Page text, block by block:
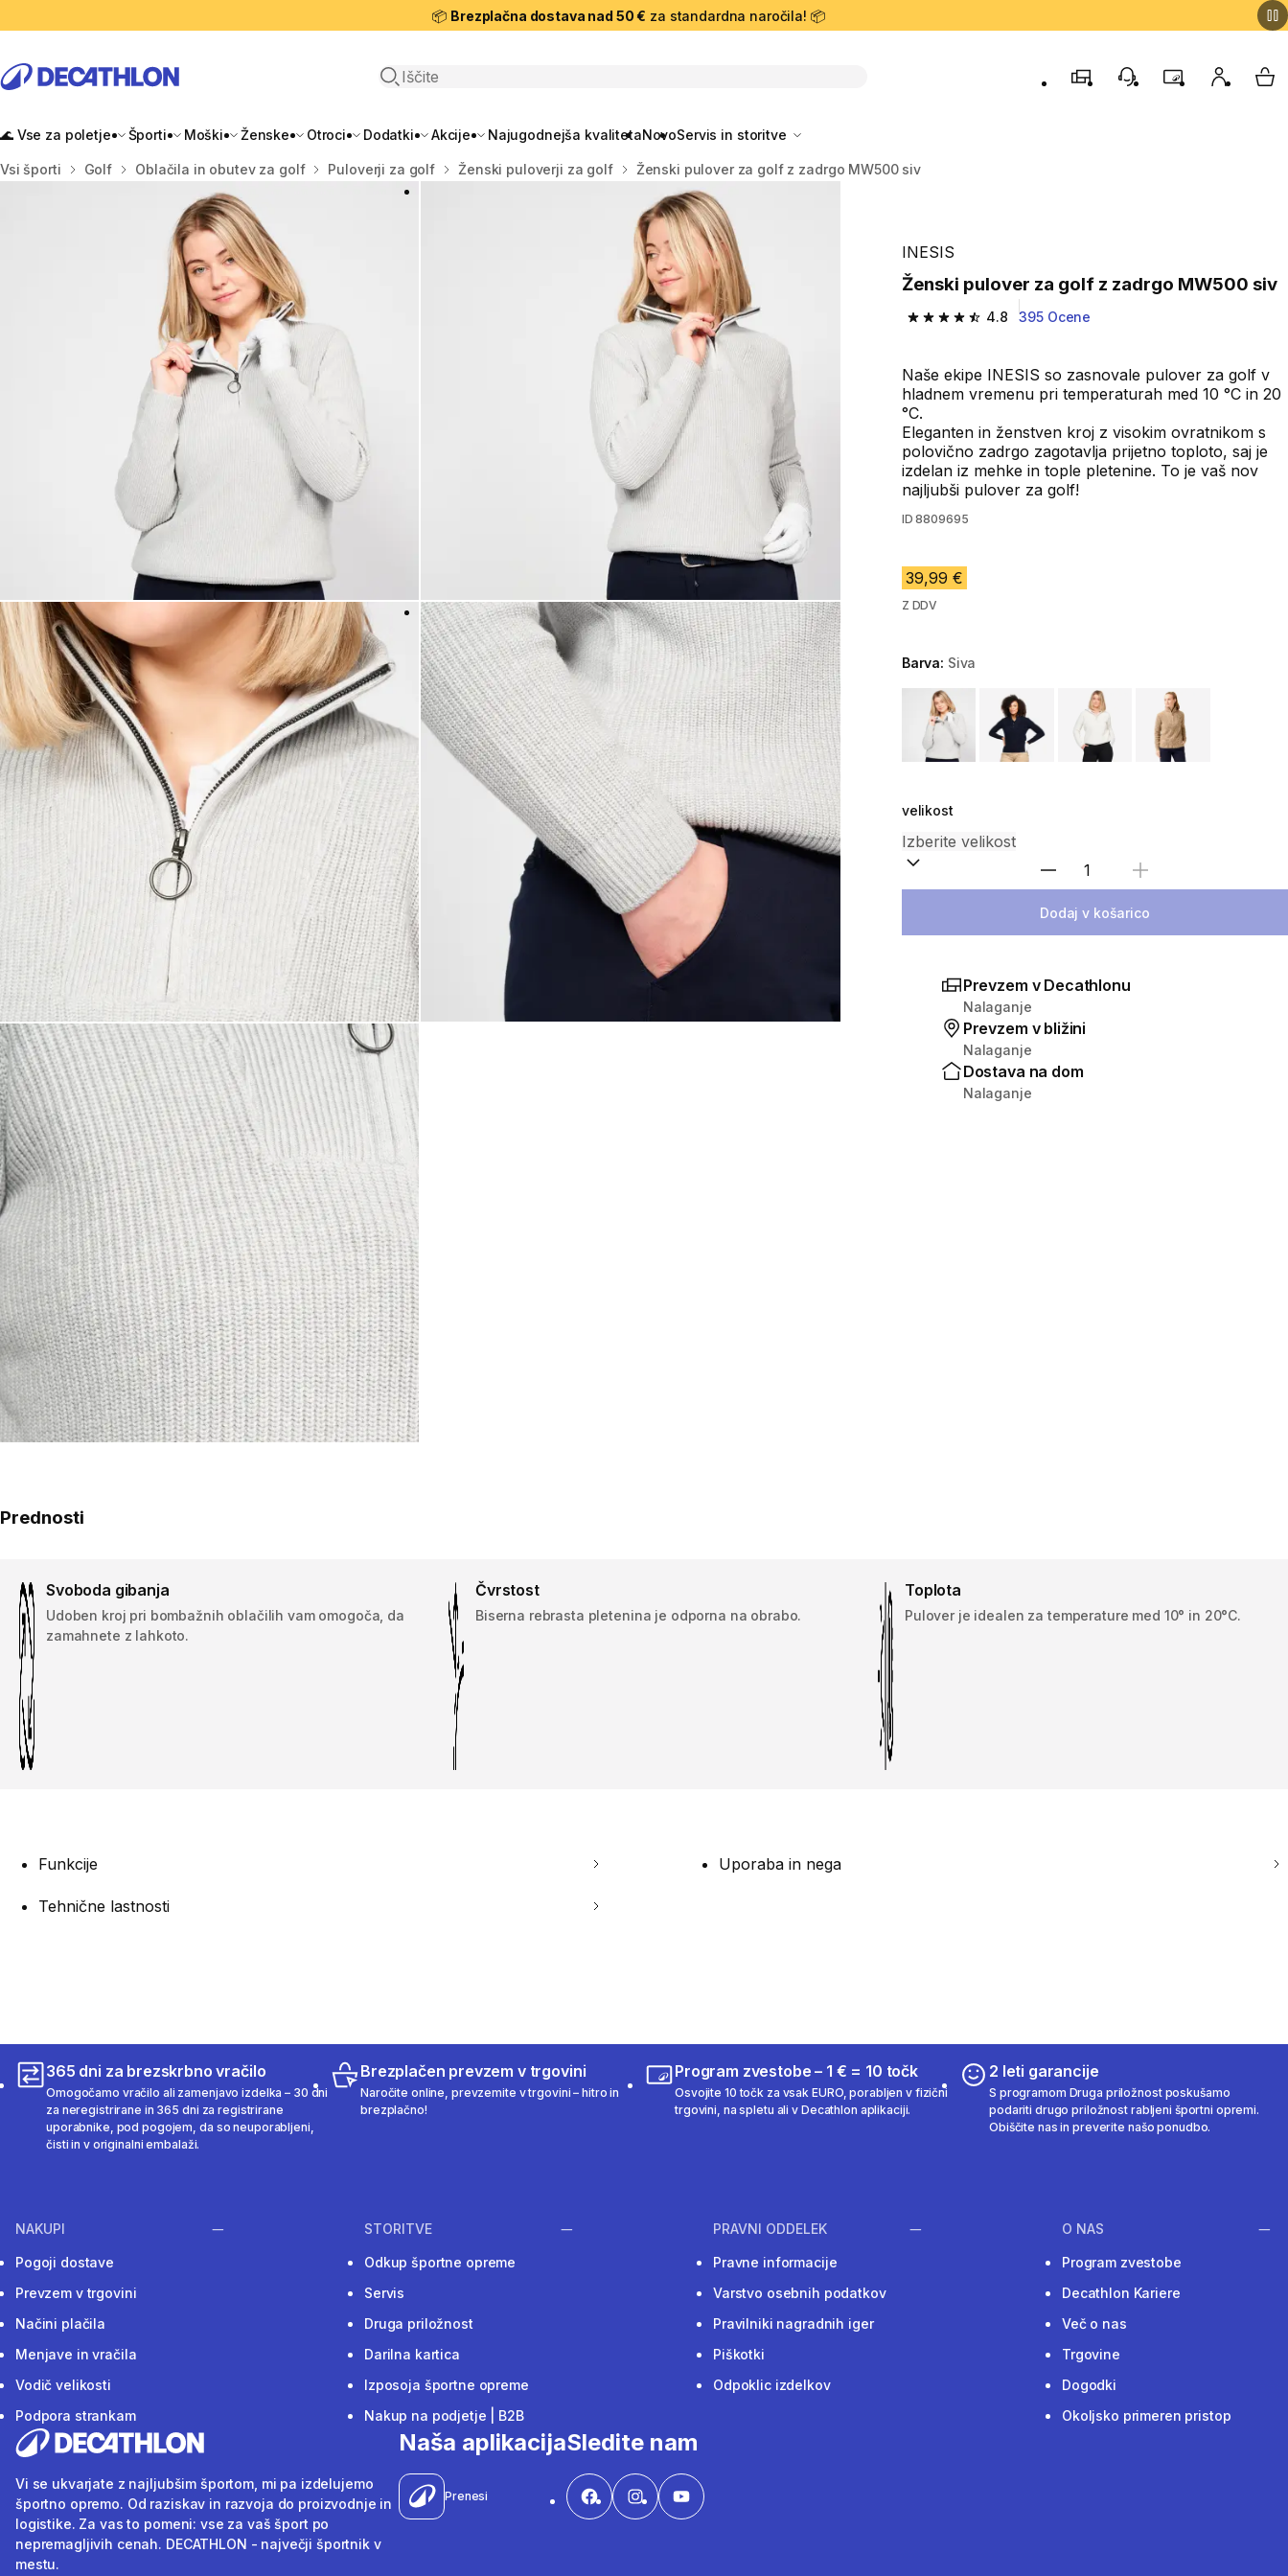
📦 Brezplačna dostava nad 50 € za standardna naročila! 📦
Odpri iskanje
TrgovinePodporo strankam
ProgramMoj račun
🌊 Vse za poletje Športi Moški Ženske Otroci Dodatki Akcije Najugodnejša kvalitetaNovoServis in storitve
Domov
Vsi športi Golf Oblačila in obutev za golf Puloverji za golf Ženski puloverji za golf Ženski pulover za golf z zadrgo MW500 siv
INESIS
Ženski pulover za golf z zadrgo MW500 siv
4.8
4.8 od 5 zvezdic from 395 ocene
395 Ocene
Naše ekipe INESIS so zasnovale pulover za golf v
hladnem vremenu pri temperaturah med 10 °C in 20
°C.
Eleganten in ženstven kroj z visokim ovratnikom s
polovično zadrgo zagotavlja prijetno toploto, saj je
izdelan iz mehke in tople pletenine. To je vaš nov
najljubši pulover za golf!
ID 8809695
39,99 €
Z DDV
Barva: Siva
Choose a variant
velikost
Izberite količino
Dodaj v košarico
Prevzem v Decathlonu
Nalaganje
Prevzem v bližini
Nalaganje
Dostava na dom
Nalaganje
Prednosti
Svoboda gibanja
Udoben kroj pri bombažnih oblačilih vam omogoča, da
zamahnete z lahkoto.
Čvrstost
Biserna rebrasta pletenina je odporna na obrabo.
Toplota
Pulover je idealen za temperature med 10° in 20°C.
Funkcije Uporaba in nega
Tehnične lastnosti
365 dni za brezskrbno vračilo
Omogočamo vračilo ali zamenjavo izdelka – 30 dni
za neregistrirane in 365 dni za registrirane
uporabnike, pod pogojem, da so neuporabljeni,
čisti in v originalni embalaži.
Brezplačen prevzem v trgovini
Naročite online, prevzemite v trgovini – hitro in
brezplačno!
Program zvestobe – 1 € = 10 točk
Osvojite 10 točk za vsak EURO, porabljen v fizični
trgovini, na spletu ali v Decathlon aplikaciji.
2 leti garancije
S programom Druga priložnost poskušamo
podariti drugo priložnost rabljeni športni opremi.
Obiščite nas in preverite našo ponudbo.
NAKUPI
Pogoji dostave
Prevzem v trgovini
Načini plačila
Menjave in vračila
Vodič velikosti
Podpora strankam
STORITVE
Odkup športne opreme
Servis
Druga priložnost
Darilna kartica
Izposoja športne opreme
Nakup na podjetje | B2B
PRAVNI ODDELEK
Pravne informacije
Varstvo osebnih podatkov
Pravilniki nagradnih iger
Piškotki
Odpoklic izdelkov
O NAS
Program zvestobe
Decathlon Kariere
Več o nas
Trgovine
Dogodki
Okoljsko primeren pristop
Vi se ukvarjate z najljubšim športom, mi pa izdelujemo
športno opremo. Od raziskav in razvoja do proizvodnje in
logistike. Za vas to pomeni: vse za vaš šport po
nepremagljivih cenah. DECATHLON - največji športnik v
mestu.
Naša aplikacija
Prenesi
Sledite nam